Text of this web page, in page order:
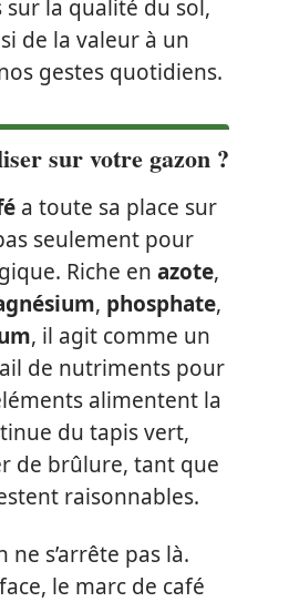
la qualité du sol,
de la valeur à un
gestes quotidiens.
sur votre gazon ?
a toute sa place sur
seulement pour
Riche en azote,
, phosphate,
, il agit comme un
de nutriments pour
alimentent la
du tapis vert,
de brûlure, tant que
raisonnables.
ne s’arrête pas là.
le marc de café